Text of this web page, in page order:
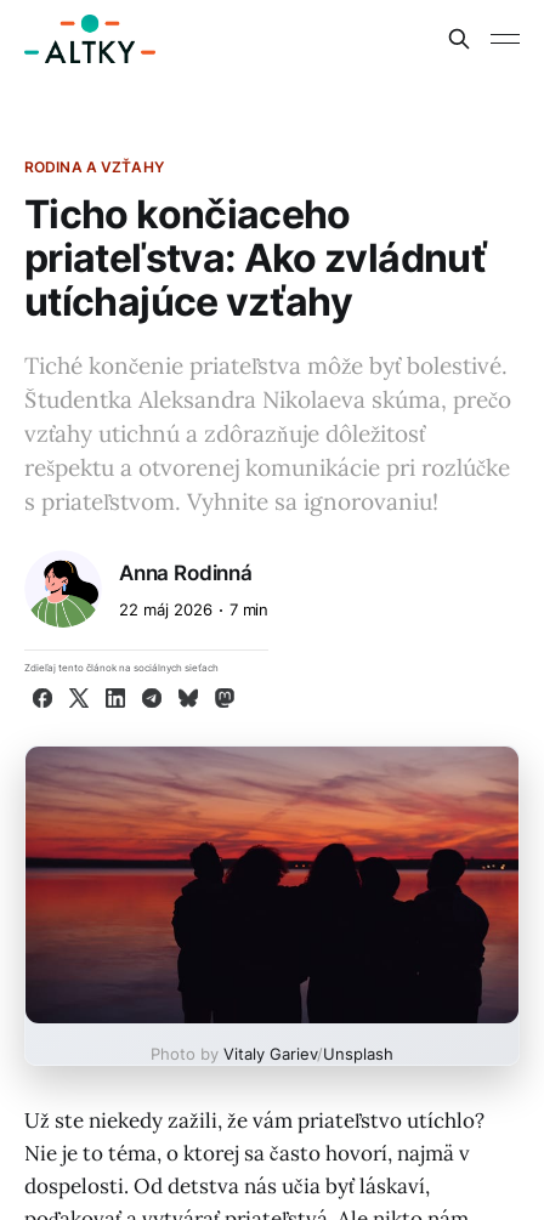
RODINA A VZŤAHY
Ticho končiaceho
priateľstva: Ako zvládnuť
utíchajúce vzťahy
Tiché končenie priateľstva môže byť bolestivé.
Študentka Aleksandra Nikolaeva skúma, prečo
vzťahy utichnú a zdôrazňuje dôležitosť
rešpektu a otvorenej komunikácie pri rozlúčke
s priateľstvom. Vyhnite sa ignorovaniu!
Anna Rodinná
22 máj 2026 7 min
Zdieľaj tento článok na sociálnych sieťach
Facebook
X LinkedInTelegram
BlueskyMastodon
Photo by Vitaly Gariev/Unsplash
Už ste niekedy zažili, že vám priateľstvo utíchlo?
Nie je to téma, o ktorej sa často hovorí, najmä v
dospelosti. Od detstva nás učia byť láskaví,